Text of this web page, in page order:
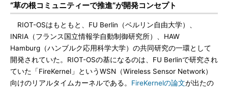
“草の根コミュニティーで推進”が開発コンセプト
RIOT-OSはもともと、FU Berlin（ベルリン自由大学）、
INRIA（フランス国立情報学自動制御研究所）、HAW
Hamburg（ハンブルク応用科学大学）の共同研究の一環として
開発されていた。RIOT-OSの基になるのは、FU Berlinで研究され
ていた「FireKernel」というWSN（Wireless Sensor Network）
向けのリアルタイムカーネルである。 FireKernelの論文が出たの